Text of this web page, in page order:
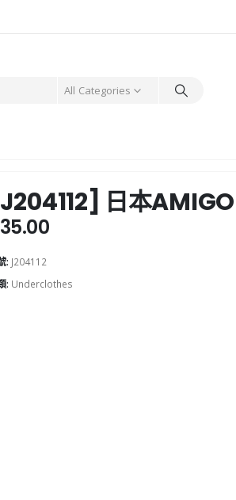
All Categories
日本
35.00
: J204112
: Underclothes